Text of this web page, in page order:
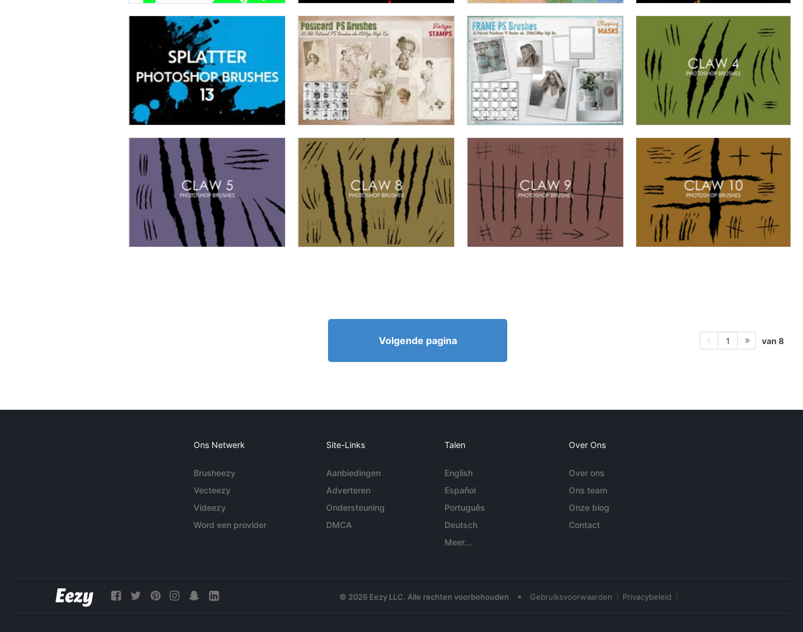
Volgende pagina 1 van 8
Ons Netwerk
Brusheezy
Vecteezy
Videezy
Word een provider
Site-Links
Aanbiedingen
Adverteren
Ondersteuning
DMCA
Talen
English
Español
Português
Deutsch
Meer...
Over Ons
Over ons
Ons team
Onze blog
Contact
© 2026 Eezy LLC. Alle rechten voorbehouden • Gebruiksvoorwaarden Privacybeleid